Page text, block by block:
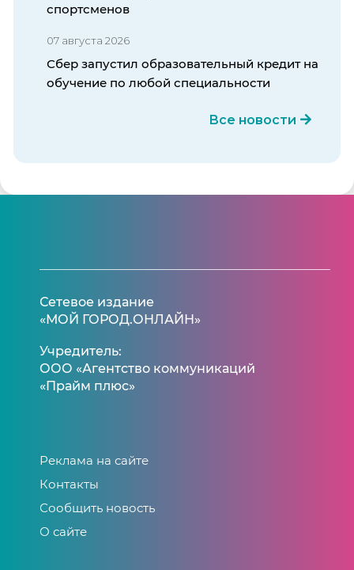
спортсменов
07 августа 2026
Сбер запустил образовательный кредит на
обучение по любой специальности
Все новости
Сетевое издание
«МОЙ ГОРОД.ОНЛАЙН»
Учредитель:
ООО «Агентство коммуникаций
«Прайм плюс»
Реклама на сайте
Контакты
Сообщить новость
О сайте